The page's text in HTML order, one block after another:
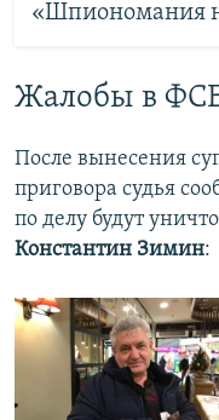
«Шпиономания
Жалобы в
После вынесения
приговора судья
по делу будут
Константин Зимин: